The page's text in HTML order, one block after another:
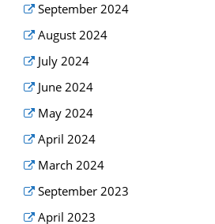
September 2024
August 2024
July 2024
June 2024
May 2024
April 2024
March 2024
September 2023
April 2023